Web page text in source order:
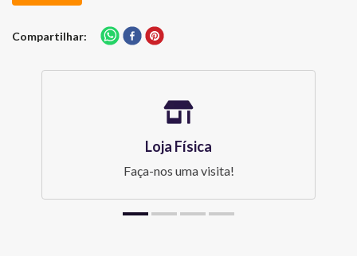
Compartilhar
Loja Física
Faça-nos uma visita!